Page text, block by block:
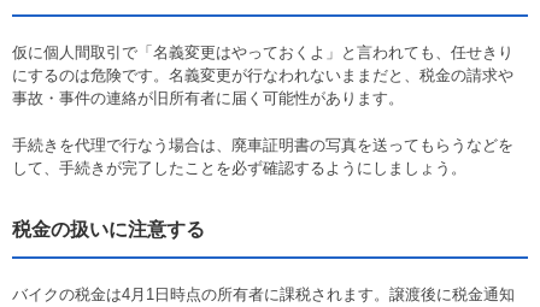
仮に個人間取引で「名義変更はやっておくよ」と言われても、任せきり
にするのは危険です。名義変更が行なわれないままだと、税金の請求や
事故・事件の連絡が旧所有者に届く可能性があります。
手続きを代理で行なう場合は、廃車証明書の写真を送ってもらうなどを
して、手続きが完了したことを必ず確認するようにしましょう。
税金の扱いに注意する
バイクの税金は4月1日時点の所有者に課税されます。譲渡後に税金通知